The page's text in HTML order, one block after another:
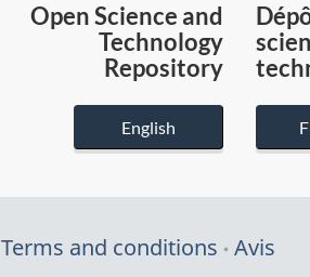
Open Science and
Technology
Repository
English
Terms and conditions Avis